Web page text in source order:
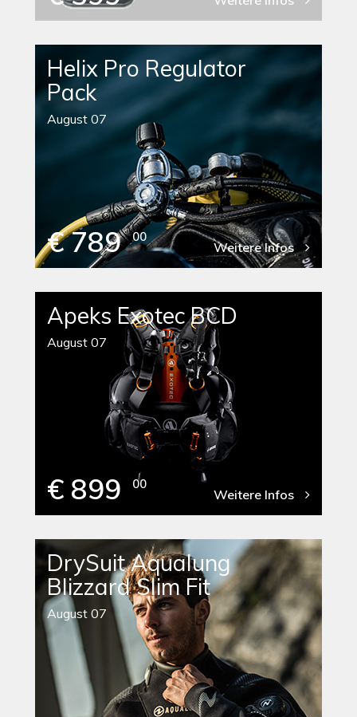
Helix Pro Regulator
Pack
August 07
€ 789 00
Weitere Infos
Apeks Exotec BCD
August 07
€ 899 00
Weitere Infos
DrySuit Aqualung
Blizzard Slim Fit
August 07